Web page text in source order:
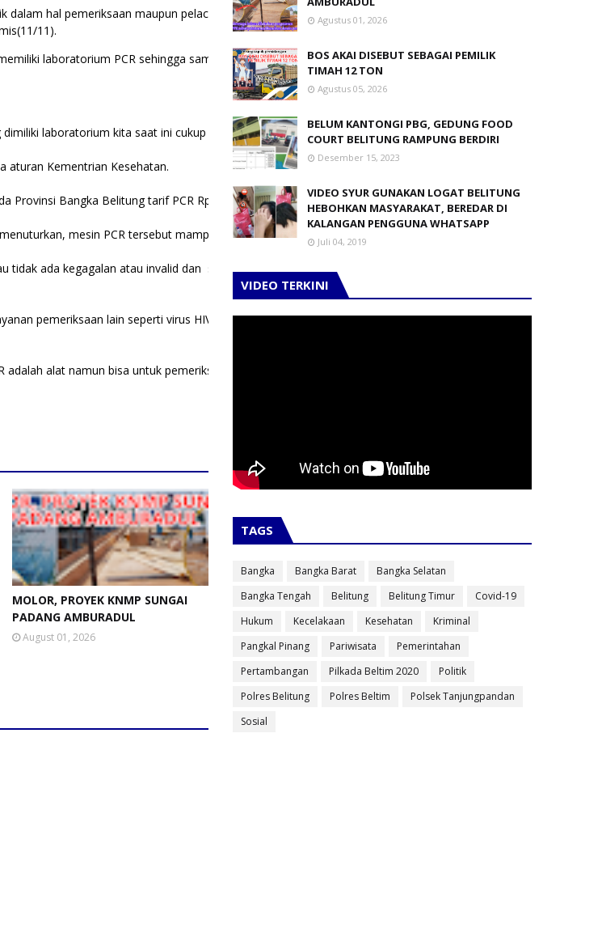
hal pemeriksaan maupun pelacakan kasus Aktif, RSUD dr. H. Marsidi Judono Kabupaten
11).
laboratorium PCR sehingga sampel pengujian harus dikirim ke Labkesda Provinsi Bangka
laboratorium kita saat ini cukup canggih," ujarnya.
aturan Kementrian Kesehatan.
Provinsi Bangka Belitung tarif PCR Rp. 285 ribu," lanjutnya.
mesin PCR tersebut mampu melakukan pemeriksaan sebanyak 600 sampel per hari.
ada kegagalan atau invalid dan sehari bisa tujuh kali running pemeriksaan atau sebanyak 600
pemeriksaan lain seperti virus HIV, Sars, Malaria, Penyakit Infeksi Emerging (PIE) dan zat toksik
alat namun bisa untuk pemeriksaan lain," tandasnya.
MOLOR, PROYEK KNMP SUNGAI
PADANG AMBURADUL
August 01, 2026
Agustus 01, 2026
BOS AKAI DISEBUT SEBAGAI PEMILIK
TIMAH 12 TON
Agustus 05, 2026
BELUM KANTONGI PBG, GEDUNG FOOD
COURT BELITUNG RAMPUNG BERDIRI
Desember 15, 2023
VIDEO SYUR GUNAKAN LOGAT BELITUNG
HEBOHKAN MASYARAKAT, BEREDAR DI
KALANGAN PENGGUNA WHATSAPP
Juli 04, 2019
VIDEO TERKINI
TAGS
Bangka Bangka Barat
Bangka Selatan
Bangka Tengah
Belitung Belitung Timur
Covid-19
Hukum
Kecelakaan Kesehatan
Kriminal
Pangkal Pinang
Pariwisata
Pemerintahan
Pertambangan
Pilkada Beltim 2020
Politik
Polres Belitung
Polres Beltim
Polsek Tanjungpandan
Sosial